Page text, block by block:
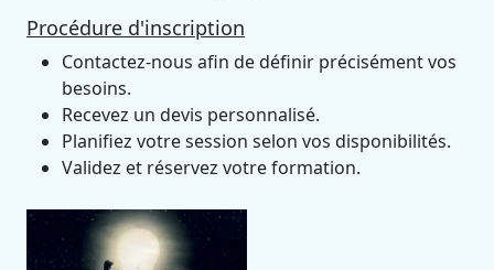
Procédure d'inscription
Contactez-nous afin de définir précisément vos
besoins.
Recevez un devis personnalisé.
Planifiez votre session selon vos disponibilités.
Validez et réservez votre formation.